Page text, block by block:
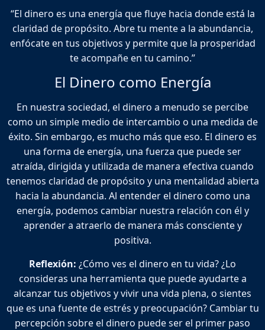
“El dinero es una energía que fluye hacia donde está la
claridad de propósito. Abre tu mente a la abundancia,
enfócate en tus objetivos y permite que la prosperidad
te acompañe en tu camino.”
El Dinero como Energía
En nuestra sociedad, el dinero a menudo se percibe
como un simple medio de intercambio o una medida de
éxito. Sin embargo, es mucho más que eso. El dinero es
una forma de energía, una fuerza que puede ser
atraída, dirigida y utilizada de manera efectiva cuando
tenemos claridad de propósito y una mentalidad abierta
hacia la abundancia. Al entender el dinero como una
energía, podemos cambiar nuestra relación con él y
aprender a atraerlo de manera más consciente y
positiva.
Reflexión: ¿Cómo ves el dinero en tu vida? ¿Lo
consideras una herramienta que puede ayudarte a
alcanzar tus objetivos y vivir una vida plena, o sientes
que es una fuente de estrés y preocupación? Cambiar tu
percepción sobre el dinero puede ser el primer paso